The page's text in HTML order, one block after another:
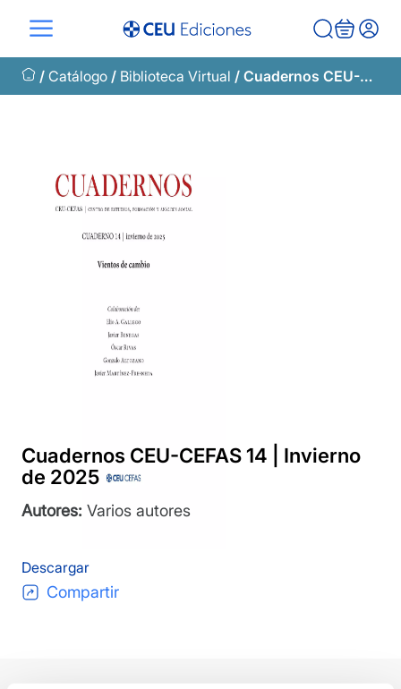
contenido
/ Catálogo / Biblioteca Virtual / Cuadernos CEU-CEFAS 14 | Invierno de 2025
Cuadernos CEU-CEFAS 14 | Invierno
de 2025
Autores: Varios autores
Descargar
Compartir